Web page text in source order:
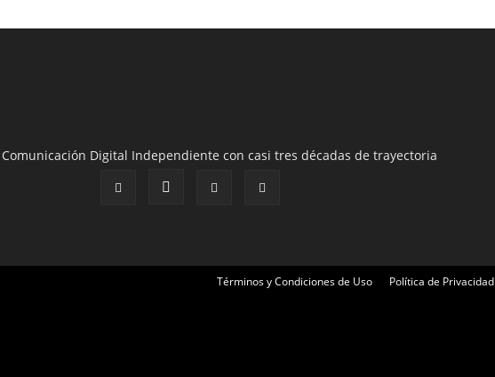
Digital Independiente con casi tres décadas de trayectoria
Términos y Condiciones de Uso Política de Privacidad